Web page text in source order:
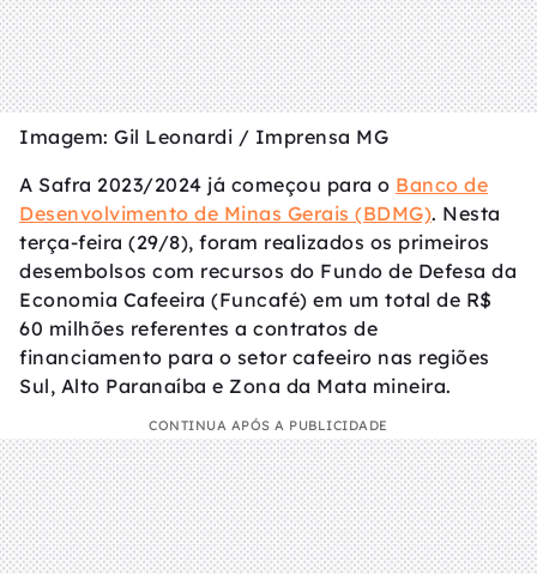
Imagem: Gil Leonardi / Imprensa MG
A Safra 2023/2024 já começou para o Banco de
Desenvolvimento de Minas Gerais (BDMG). Nesta
terça-feira (29/8), foram realizados os primeiros
desembolsos com recursos do Fundo de Defesa da
Economia Cafeeira (Funcafé) em um total de R$
60 milhões referentes a contratos de
financiamento para o setor cafeeiro nas regiões
Sul, Alto Paranaíba e Zona da Mata mineira.
CONTINUA APÓS A PUBLICIDADE